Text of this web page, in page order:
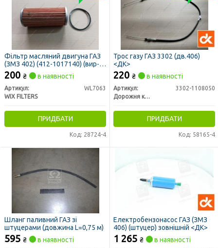
Фільтр масляний двигуна ГАЗ
(ЗМЗ 402) (412-1017140) (вир-
во WIX-FILTERS)
200 ₴ в наявності
Артикул:
WL7063
WIX FILTERS
ПРИДБАТИ
Код: 28724-4
Трос газу ГАЗ 3302 (дв.406)
<ДК>
220 ₴ в наявності
Артикул:
3302-1108050
Дорожня карта
ПРИДБАТИ
Код: 58165-4
Шланг паливний ГАЗ зі
штуцерами (довжина L=0,75 м)
595 ₴ в наявності
Електробензонасос ГАЗ (ЗМЗ
406) (штуцер) зовнішній <ДК>
1 265 ₴ в наявності